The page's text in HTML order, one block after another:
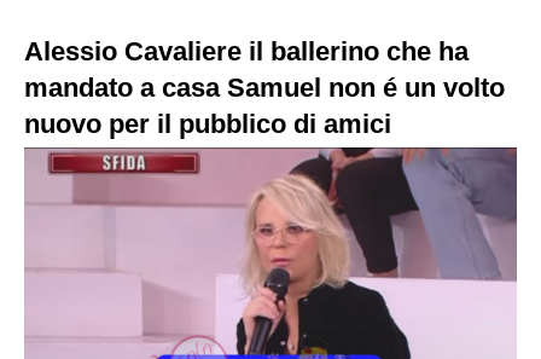
Alessio Cavaliere il ballerino che ha
mandato a casa Samuel non é un volto
nuovo per il pubblico di amici